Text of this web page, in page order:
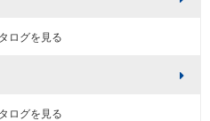
ログを見る
ログを見る